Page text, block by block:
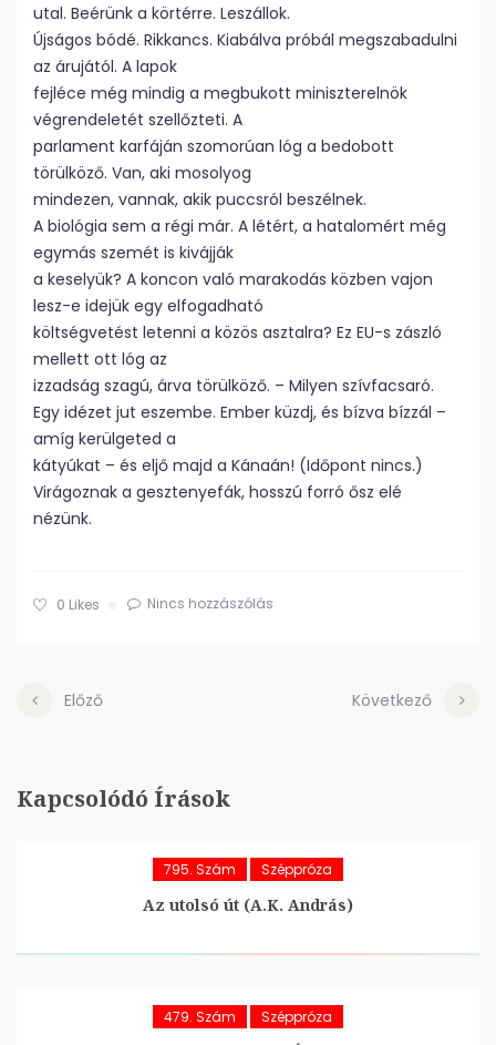
utal. Beérünk a körtérre. Leszállok.
Újságos bódé. Rikkancs. Kiabálva próbál megszabadulni
az árujától. A lapok
fejléce még mindig a megbukott miniszterelnök
végrendeletét szellőzteti. A
parlament karfáján szomorúan lóg a bedobott
törülköző. Van, aki mosolyog
mindezen, vannak, akik puccsról beszélnek.
A biológia sem a régi már. A létért, a hatalomért még
egymás szemét is kivájják
a keselyük? A koncon való marakodás közben vajon
lesz-e idejük egy elfogadható
költségvetést letenni a közös asztalra? Ez EU-s zászló
mellett ott lóg az
izzadság szagú, árva törülköző. – Milyen szívfacsaró.
Egy idézet jut eszembe. Ember küzdj, és bízva bízzál –
amíg kerülgeted a
kátyúkat – és eljő majd a Kánaán! (Időpont nincs.)
Virágoznak a gesztenyefák, hosszú forró ősz elé
nézünk.
0 Likes Nincs hozzászólás
Előző Következő
Kapcsolódó Írások
795. Szám Széppróza
Az utolsó út (A.K. András)
479. Szám Széppróza